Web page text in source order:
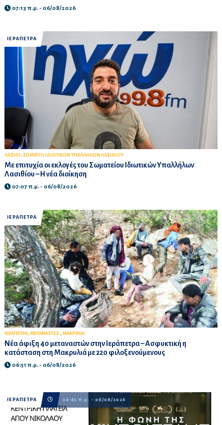
07:13 π.μ. - 06/08/2026
ΙΕΡΑΠΕΤΡΑ
ΛΑΣΙΘΙ , ΣΩΜΑΤΙΟ ΙΔΙΩΤΙΚΩΝ ΥΠΑΛΛΗΛΩΝ ΛΑΣΙΘΙΟΥ
Με επιτυχία οι εκλογές του Σωματείου Ιδιωτικών Υπαλλήλων
Λασιθίου – Η νέα διοίκηση
07:07 π.μ. - 06/08/2026
ΙΕΡΑΠΕΤΡΑ
ΙΕΡΑΠΕΤΡΑ, ΜΕΤΑΝΑΣΤΕΣ , ΜΑΚΡΥΛΙΑ
Νέα άφιξη 40 μεταναστών στην Ιεράπετρα – Ασφυκτική η
κατάσταση στη Μακρυλιά με 220 φιλοξενούμενους
06:51 π.μ. - 06/08/2026
ΙΕΡΑΠΕΤΡΑ 04:45 π.μ. - 06/08/2026